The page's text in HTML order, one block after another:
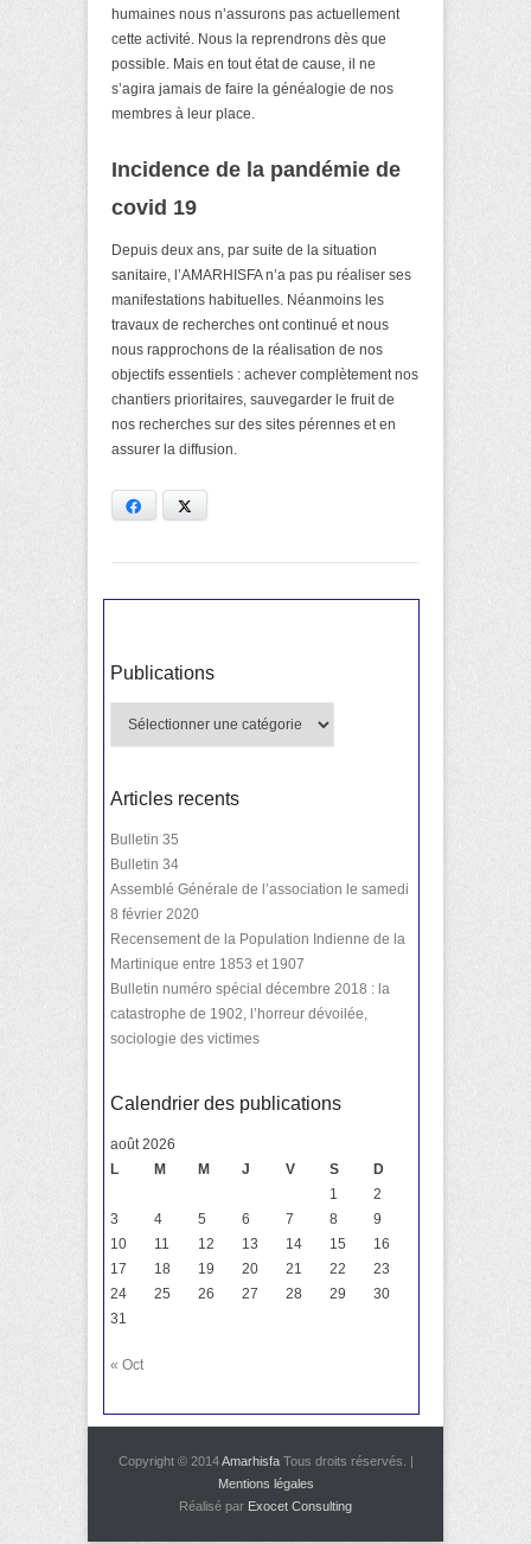
humaines nous n’assurons pas actuellement
cette activité. Nous la reprendrons dès que
possible. Mais en tout état de cause, il ne
s’agira jamais de faire la généalogie de nos
membres à leur place.
Incidence de la pandémie de
covid 19
Depuis deux ans, par suite de la situation
sanitaire, l’AMARHISFA n’a pas pu réaliser ses
manifestations habituelles. Néanmoins les
travaux de recherches ont continué et nous
nous rapprochons de la réalisation de nos
objectifs essentiels : achever complètement nos
chantiers prioritaires, sauvegarder le fruit de
nos recherches sur des sites pérennes et en
assurer la diffusion.
Facebook
Publications
Articles recents
Bulletin 35
Bulletin 34
Assemblé Générale de l’association le samedi
8 février 2020
Recensement de la Population Indienne de la
Martinique entre 1853 et 1907
Bulletin numéro spécial décembre 2018 : la
catastrophe de 1902, l’horreur dévoilée,
sociologie des victimes
Calendrier des publications
août 2026
L
M M J V S
D
1
2
3
4 5 6 7 8
9
10
11 12 13 14 15
16
17
18 19 20 21 22
23
24
25 26 27 28 29
30
31
« Oct
Copyright © 2014AmarhisfaTous droits réservés. |
Mentions légales
Réalisé par Exocet Consulting